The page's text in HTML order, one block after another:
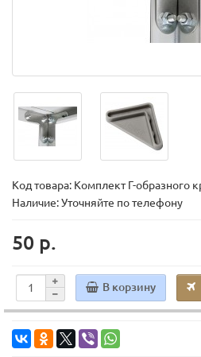
Код товара: Комплект Г-образного
Наличие: Уточняйте по телефону
50 р.
В корзину